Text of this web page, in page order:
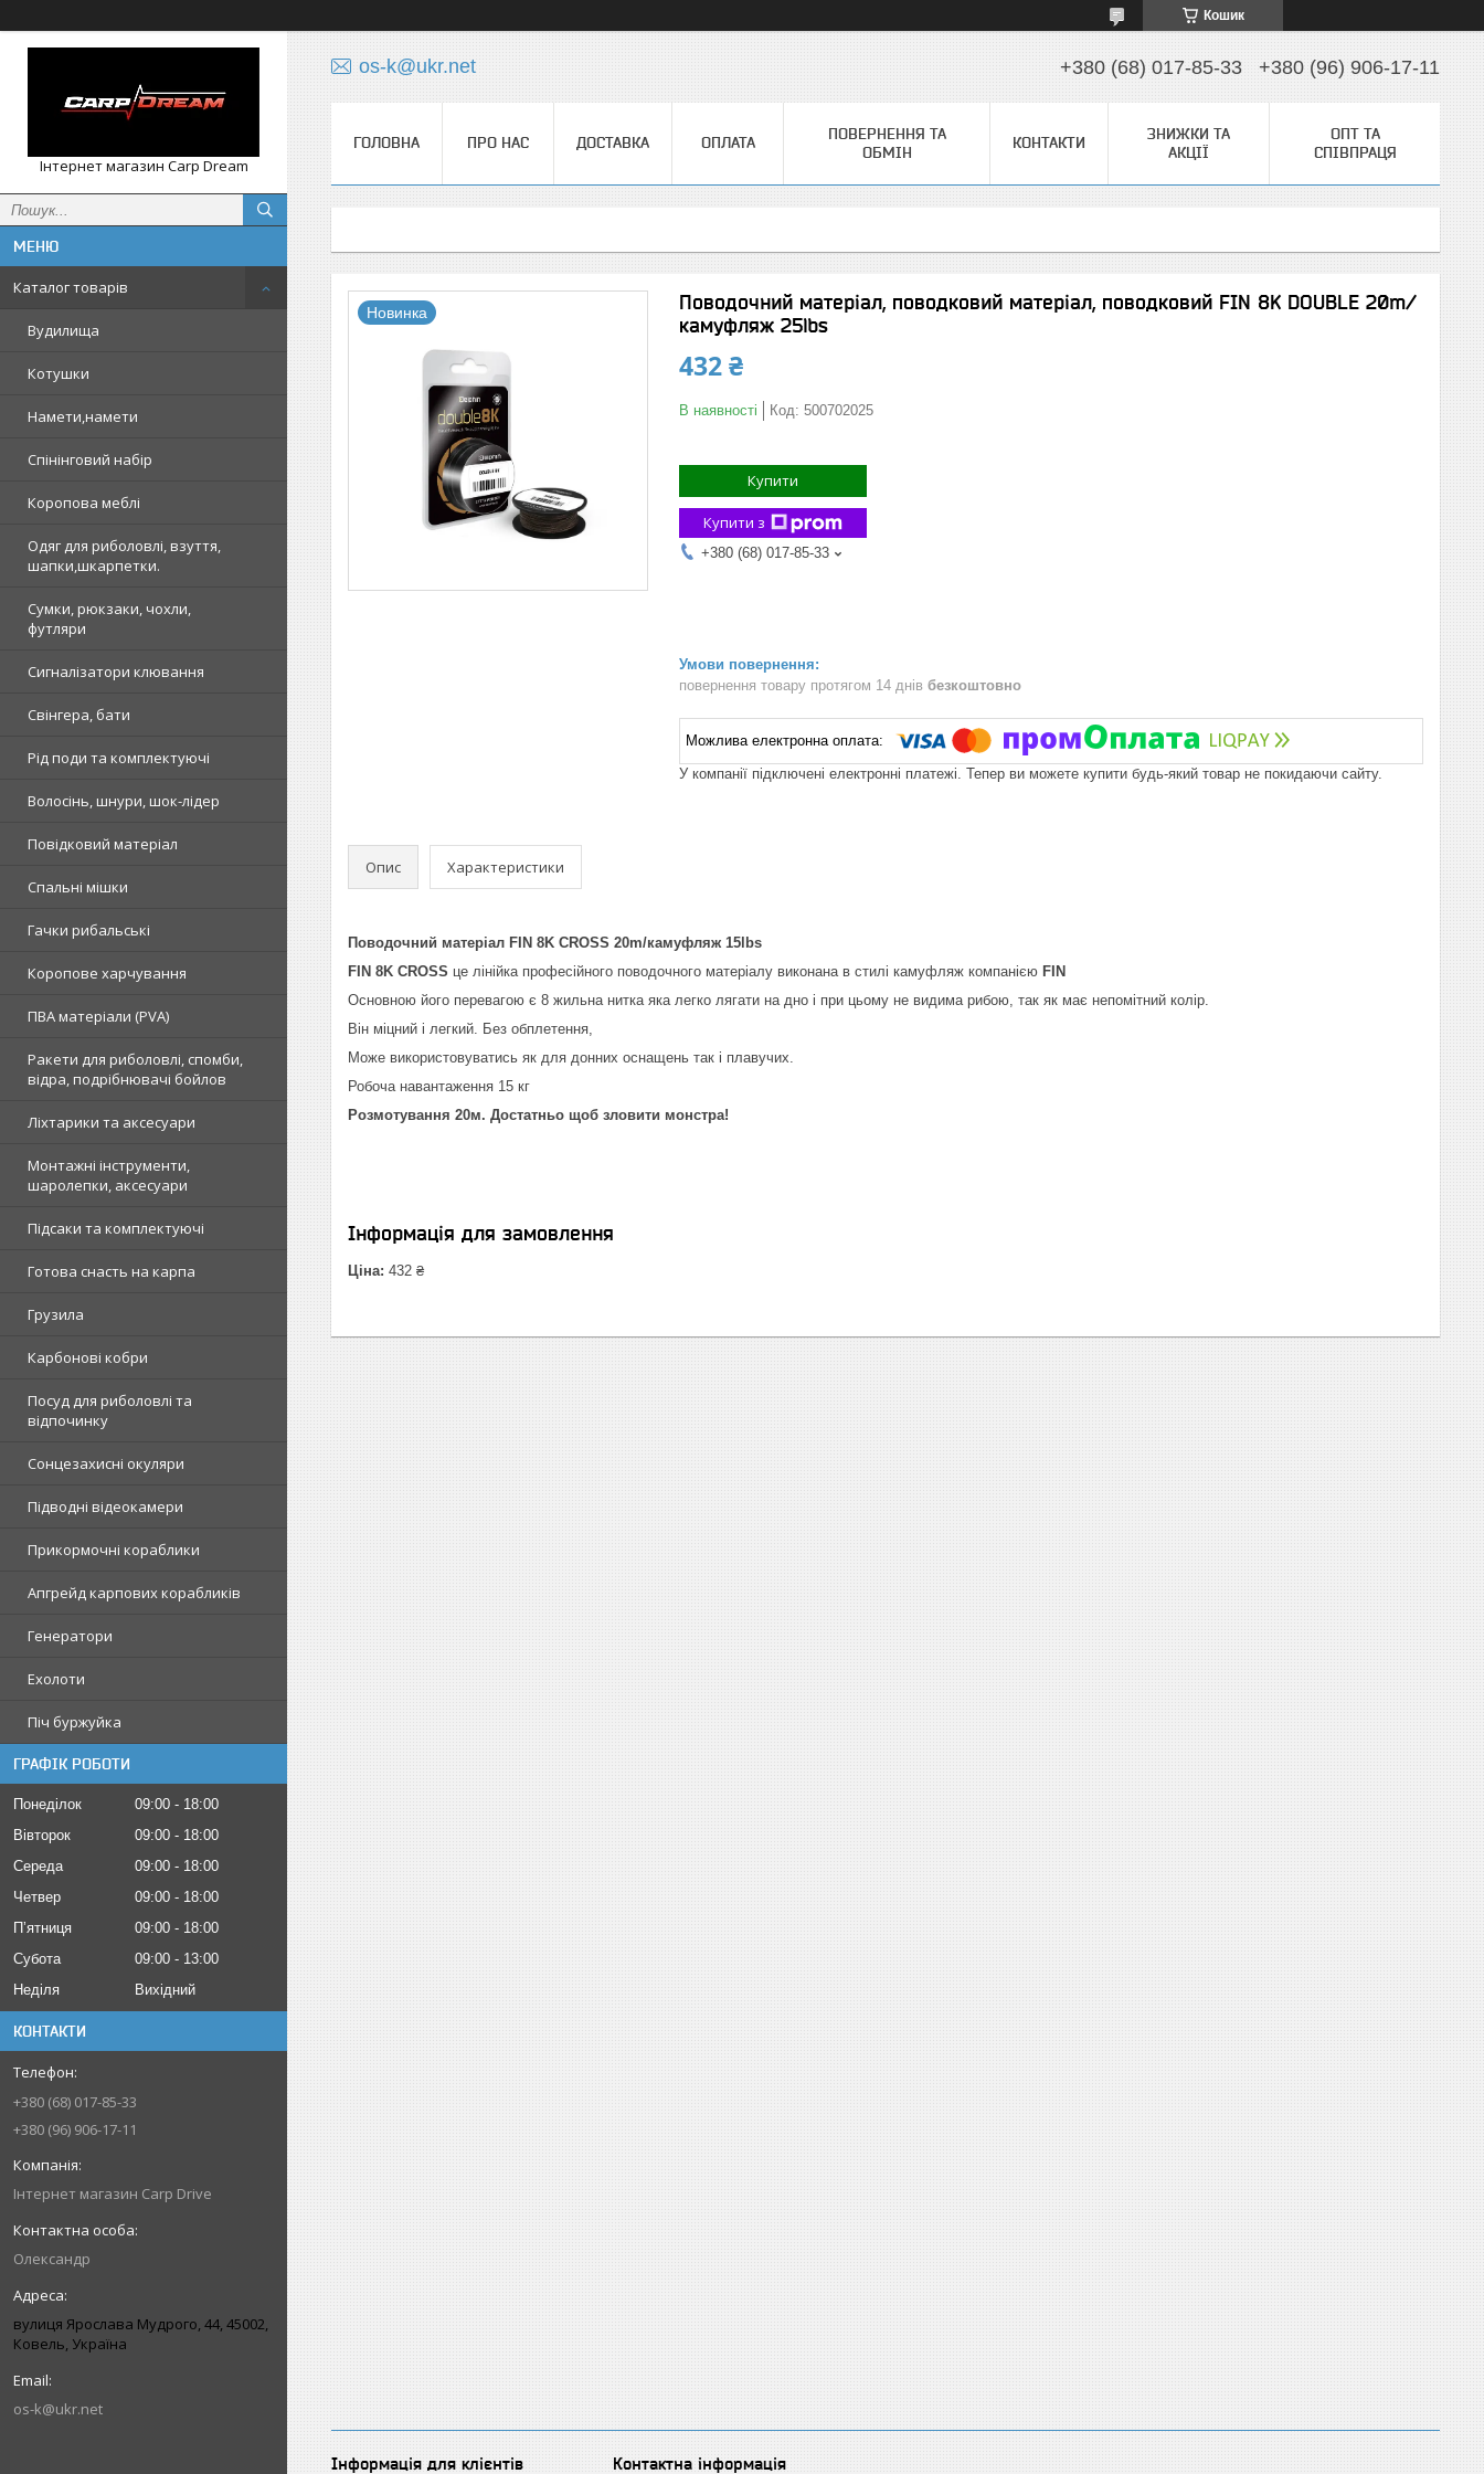
Кошик
Інтернет магазин Carp Dream
Каталог товарів
Вудилища
Котушки
Намети,намети
Спінінговий набір
Коропова меблі
Одяг для риболовлі, взуття,
шапки,шкарпетки.
Сумки, рюкзаки, чохли,
футляри
Сигналізатори клювання
Свінгера, бати
Рід поди та комплектуючі
Волосінь, шнури, шок-лідер
Повідковий матеріал
Спальні мішки
Гачки рибальські
Коропове харчування
ПВА матеріали (PVA)
Ракети для риболовлі, спомби,
відра, подрібнювачі бойлов
Ліхтарики та аксесуари
Монтажні інструменти,
шаролепки, аксесуари
Підсаки та комплектуючі
Готова снасть на карпа
Грузила
Карбонові кобри
Посуд для риболовлі та
відпочинку
Сонцезахисні окуляри
Підводні відеокамери
Прикормочні кораблики
Апгрейд карпових корабликів
Генератори
Ехолоти
Піч буржуйка
ГРАФІК РОБОТИ
Понеділок 09:00
18:00
Вівторок
09:00
18:00
Середа
09:00
18:00
Четвер
09:00
18:00
Пʼятниця
09:00
18:00
Субота
09:00
13:00
Неділя
Вихідний
КОНТАКТИ
+380 (68) 017-85-33
+380 (96) 906-17-11
Інтернет магазин Carp Drive
Олександр
вулиця Ярослава Мудрого, 44, 45002,
Ковель, Україна
os-k@ukr.net
os-k@ukr.net +380 (68) 017-85-33 +380 (96) 906-17-11
ГОЛОВНА ПРО НАС ДОСТАВКА ОПЛАТА
ПОВЕРНЕННЯ ТА
ОБМІН
КОНТАКТИ
ЗНИЖКИ ТА
АКЦІЇ
ОПТ ТА
СПІВПРАЦЯ
Новинка
Поводочний матеріал, поводковий матеріал, поводковий FIN 8K DOUBLE 20m/
камуфляж 25lbs
432 ₴
В наявності Код: 500702025
Купити
Купити з
+380 (68) 017-85-33
повернення товару протягом 14 днів безкоштовно
У компанії підключені електронні платежі. Тепер ви можете купити будь-який товар не покидаючи сайту.
Опис Характеристики
Поводочний матеріал FIN 8K CROSS 20m/камуфляж 15lbs
FIN 8K CROSS це лінійка професійного поводочного матеріалу виконана в стилі камуфляж компанією FIN
Основною його перевагою є 8 жильна нитка яка легко лягати на дно і при цьому не видима рибою, так як має непомітний колір.
Він міцний і легкий. Без обплетення,
Може використовуватись як для донних оснащень так і плавучих.
Робоча навантаження 15 кг
Розмотування 20м. Достатньо щоб зловити монстра!
Інформація для замовлення
Ціна: 432 ₴
Інформація для клієнтів Контактна інформація